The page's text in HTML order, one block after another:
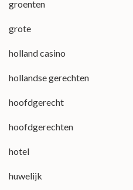
groenten
grote
holland casino
hollandse gerechten
hoofdgerecht
hoofdgerechten
hotel
huwelijk